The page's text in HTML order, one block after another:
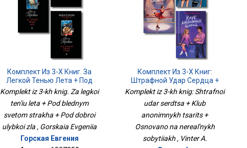
Комплект Из 3-Х Книг. За
Легкой Тенью Лета + Под
Бледным Светом Страха +
Под Доброй Улыбкой Зла
Komplekt iz 3-kh knig. Za legkoi
ten'iu leta + Pod blednym
svetom strakha + Pod dobroi
ulybkoi zla , Gorskaia Evgeniia
Горская Евгения
Комплект Из 3-Х Книг:
Штрафной Удар Сердца +
Клуб Анонимных Цариц +
Основано На Нереальных
Событиях
Komplekt iz 3-kh knig: Shtrafnoi
udar serdtsa + Klub
anonimnykh tsarits +
Osnovano na nereal'nykh
sobytiiakh , Vinter A.